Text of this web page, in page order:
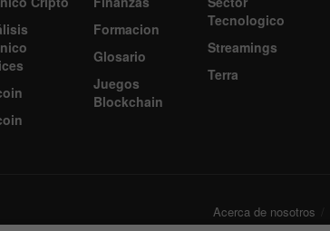
Formacion
Glosario
Juegos
Blockchain
Tecnologico
Streamings
Terra
Acerca de nosotros